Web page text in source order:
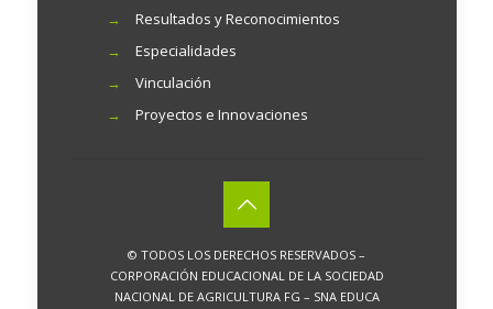
→
Resultados y Reconocimientos
→
Especialidades
→
Vinculación
→
Proyectos e Innovaciones
© TODOS LOS DERECHOS RESERVADOS –
CORPORACIÓN EDUCACIONAL DE LA SOCIEDAD
NACIONAL DE AGRICULTURA FG – SNA EDUCA